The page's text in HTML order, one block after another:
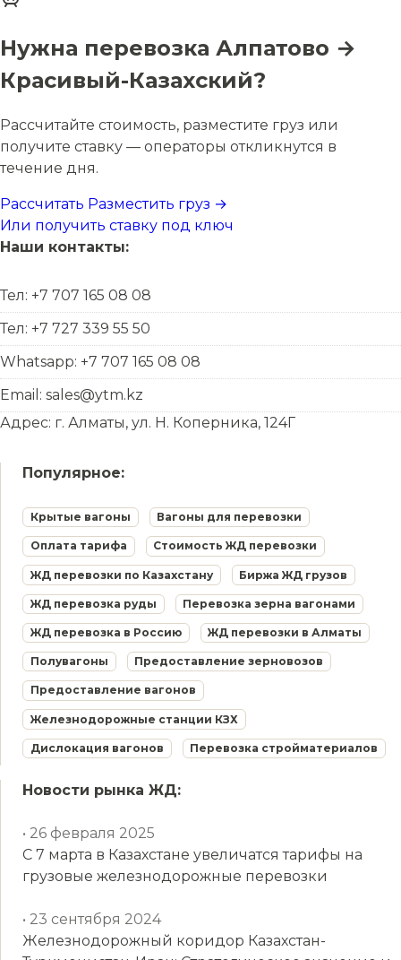
Нужна перевозка Алпатово →
Красивый-Казахский?
Рассчитайте стоимость, разместите груз или
получите ставку — операторы откликнутся в
течение дня.
Рассчитать Разместить груз →
Или получить ставку под ключ
Наши контакты:
Тел: +7 707 165 08 08
Тел: +7 727 339 55 50
Whatsapp: +7 707 165 08 08
Email: sales@ytm.kz
Адрес: г. Алматы, ул. Н. Коперника, 124Г
Популярное:
Крытые вагоны Вагоны для перевозки
Оплата тарифа Стоимость ЖД перевозки
ЖД перевозки по Казахстану Биржа ЖД грузов
ЖД перевозка руды Перевозка зерна вагонами
ЖД перевозка в Россию ЖД перевозки в Алматы
Полувагоны Предоставление зерновозов
Предоставление вагонов
Железнодорожные станции КЗХ
Дислокация вагонов Перевозка стройматериалов
Новости рынка ЖД:
• 26 февраля 2025
С 7 марта в Казахстане увеличатся тарифы на
грузовые железнодорожные перевозки
• 23 сентября 2024
Железнодорожный коридор Казахстан-